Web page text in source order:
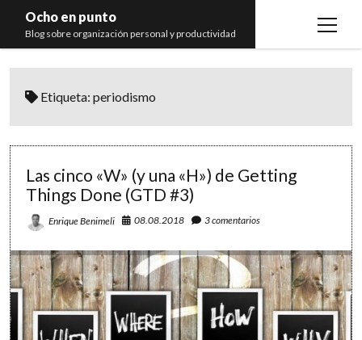
Ocho en punto
Blog sobre organización personal y productividad
open
Libros
Etiqueta:periodismo
Las cinco «W» (y una «H») de Getting
Things Done (GTD #3)
Enrique Benimeli 08.08.2018 3 comentarios